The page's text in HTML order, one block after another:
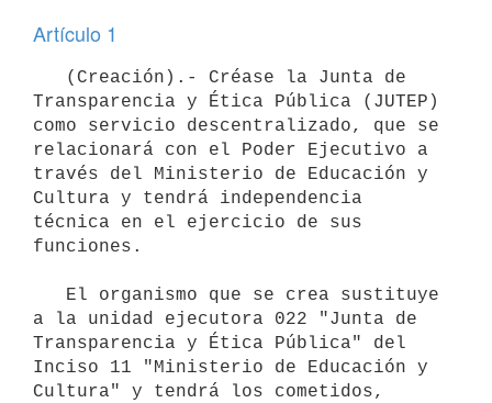
Artículo 1
Transparencia y Ética Pública (JUTEP)
como servicio descentralizado, que se
relacionará con el Poder Ejecutivo a
través del Ministerio de Educación y
Cultura y tendrá independencia
técnica en el ejercicio de sus
funciones.
a la unidad ejecutora 022 "Junta de
Transparencia y Ética Pública" del
Inciso 11 "Ministerio de Educación y
Cultura" y tendrá los cometidos,